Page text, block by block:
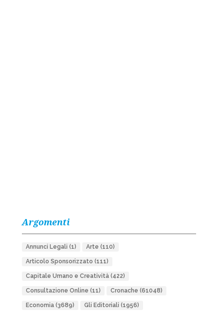
Argomenti
Annunci Legali (1) Arte (110)
Articolo Sponsorizzato (111)
Capitale Umano e Creatività(422)
Consultazione Online (11) Cronache (61048)
Economia(3689) Gli Editoriali (1956)